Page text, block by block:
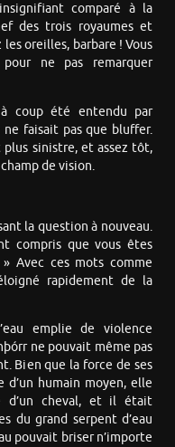
comparé à la
des trois royaumes et
oreilles, barbare ! Vous
ne pas remarquer
coup été entendu par
faisait pas que bluffer.
sinistre, et assez tôt,
de vision.
la question à nouveau.
compris que vous êtes
Avec ces mots comme
rapidement de la
emplie de violence
ne pouvait même pas
Bien que la force de ses
humain moyen, elle
d’un cheval, et il était
du grand serpent d’eau
pouvait briser n’importe